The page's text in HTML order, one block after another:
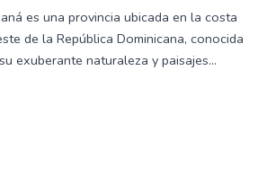
es una provincia ubicada en la costa
de la República Dominicana, conocida
exuberante naturaleza y paisajes…